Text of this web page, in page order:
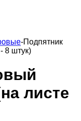
-Подпятник
8 штук)
листе